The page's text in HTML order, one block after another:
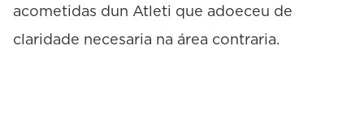
acometidas dun Atleti que adoeceu de
claridade necesaria na área contraria.